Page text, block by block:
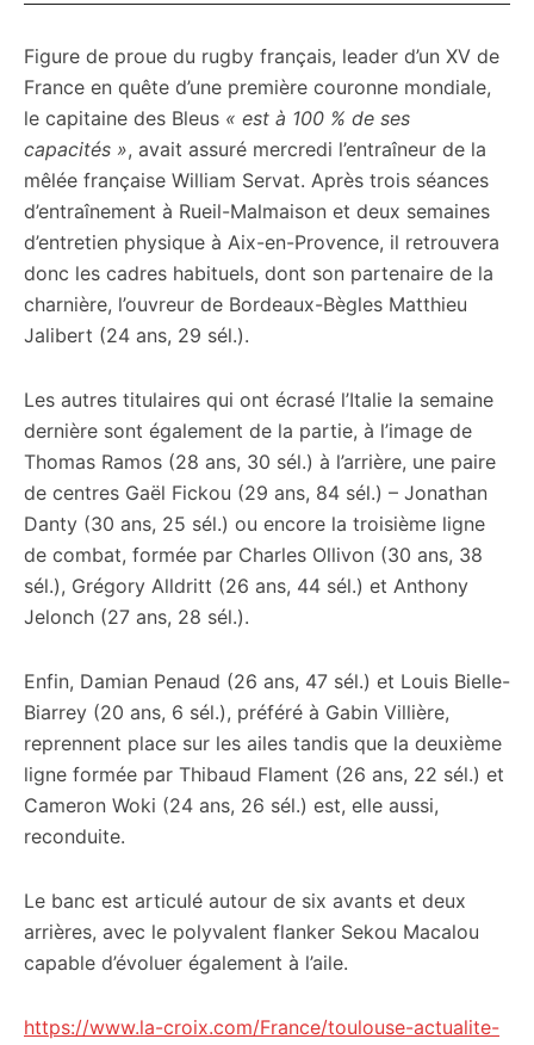
Figure de proue du rugby français, leader d’un XV de
France en quête d’une première couronne mondiale,
le capitaine des Bleus « est à 100 % de ses
capacités », avait assuré mercredi l’entraîneur de la
mêlée française William Servat. Après trois séances
d’entraînement à Rueil-Malmaison et deux semaines
d’entretien physique à Aix-en-Provence, il retrouvera
donc les cadres habituels, dont son partenaire de la
charnière, l’ouvreur de Bordeaux-Bègles Matthieu
Jalibert (24 ans, 29 sél.).
Les autres titulaires qui ont écrasé l’Italie la semaine
dernière sont également de la partie, à l’image de
Thomas Ramos (28 ans, 30 sél.) à l’arrière, une paire
de centres Gaël Fickou (29 ans, 84 sél.) – Jonathan
Danty (30 ans, 25 sél.) ou encore la troisième ligne
de combat, formée par Charles Ollivon (30 ans, 38
sél.), Grégory Alldritt (26 ans, 44 sél.) et Anthony
Jelonch (27 ans, 28 sél.).
Enfin, Damian Penaud (26 ans, 47 sél.) et Louis Bielle-
Biarrey (20 ans, 6 sél.), préféré à Gabin Villière,
reprennent place sur les ailes tandis que la deuxième
ligne formée par Thibaud Flament (26 ans, 22 sél.) et
Cameron Woki (24 ans, 26 sél.) est, elle aussi,
reconduite.
Le banc est articulé autour de six avants et deux
arrières, avec le polyvalent flanker Sekou Macalou
capable d’évoluer également à l’aile.
https://www.la-croix.com/France/toulouse-actualite-